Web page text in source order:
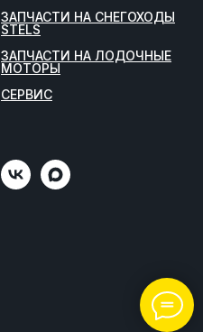
ЗАПЧАСТИ НА СНЕГОХОДЫ
STELS
ЗАПЧАСТИ НА ЛОДОЧНЫЕ
МОТОРЫ
СЕРВИС